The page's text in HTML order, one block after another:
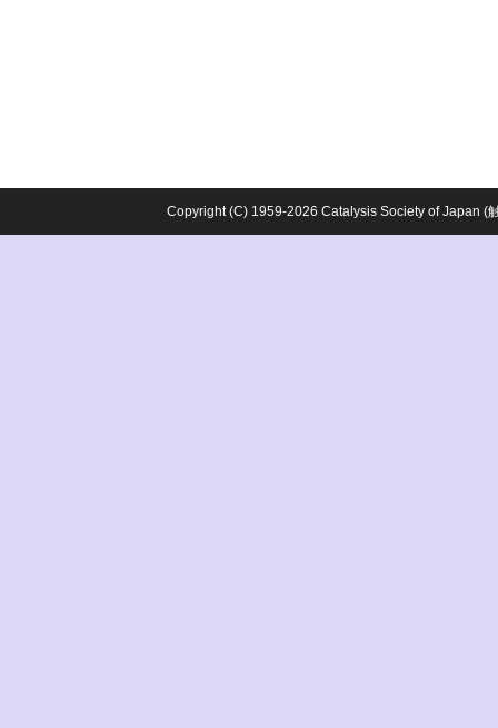
Copyright (C) 1959-2026 Catalysis Society of Japan (